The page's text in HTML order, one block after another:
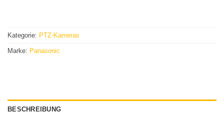
Kategorie: PTZ-Kameras
Marke: Panasonic
BESCHREIBUNG